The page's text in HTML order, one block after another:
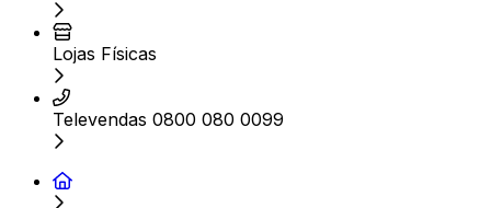
Lojas Físicas
Televendas 0800 080 0099